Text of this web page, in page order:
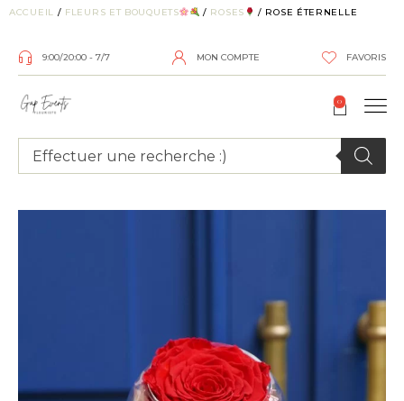
ACCUEIL / FLEURS ET BOUQUETS / ROSES / ROSE ÉTERNELLE
9:00/20:00 - 7/7 MON COMPTE FAVORIS
0